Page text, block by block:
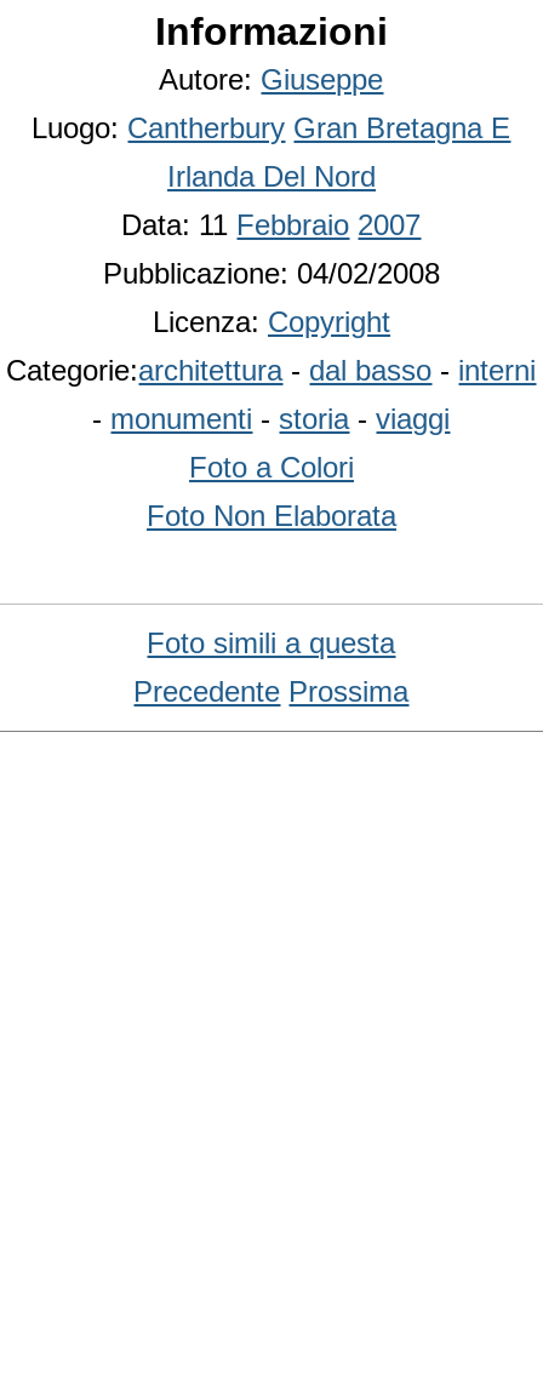
Informazioni
Autore: Giuseppe
Luogo: Cantherbury Gran Bretagna E
Irlanda Del Nord
Data: 11 Febbraio 2007
Pubblicazione: 04/02/2008
Licenza: Copyright
Categorie:architettura- dal basso - interni
- monumenti - storia-viaggi
Foto a Colori
Foto Non Elaborata
Foto simili a questa
Precedente Prossima